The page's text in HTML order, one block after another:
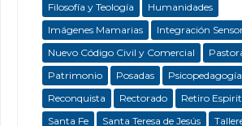
Filosofía y Teología
Humanidades
Imágenes Mamarias
Integración
Nuevo Código Civil y Comercial
Patrimonio
Posadas
Psicopedagogía
Reconquista
Rectorado
Retiro
Santa Fe
Santa Teresa de Jesús